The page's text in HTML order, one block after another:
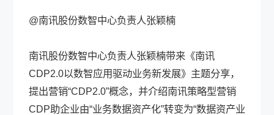
@南讯股份数智中心负责人张颖楠
南讯股份数智中心负责人张颖楠带来《南讯
CDP2.0以数智应用驱动业务新发展》主题分享，
提出营销“CDP2.0”概念，并介绍南讯策略型营销
CDP助企业由“业务数据资产化”转变为“数据资产业